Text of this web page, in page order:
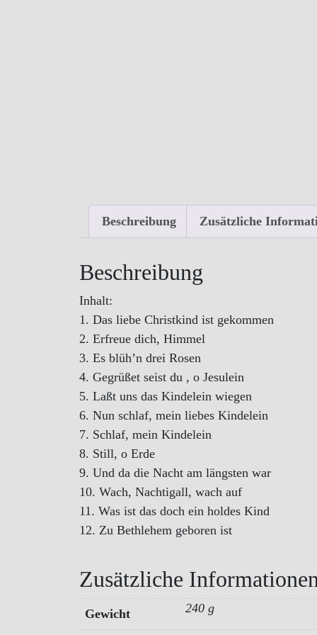
Beschreibung Zusätzliche
Beschreibung
Inhalt:
1. Das liebe Christkind ist gekommen
2. Erfreue dich, Himmel
3. Es blüh’n drei Rosen
4. Gegrüßet seist du , o Jesulein
5. Laßt uns das Kindelein wiegen
6. Nun schlaf, mein liebes Kindelein
7. Schlaf, mein Kindelein
8. Still, o Erde
9. Und da die Nacht am längsten war
10. Wach, Nachtigall, wach auf
11. Was ist das doch ein holdes Kind
12. Zu Bethlehem geboren ist
Zusätzliche Informationen
Gewicht 240 g